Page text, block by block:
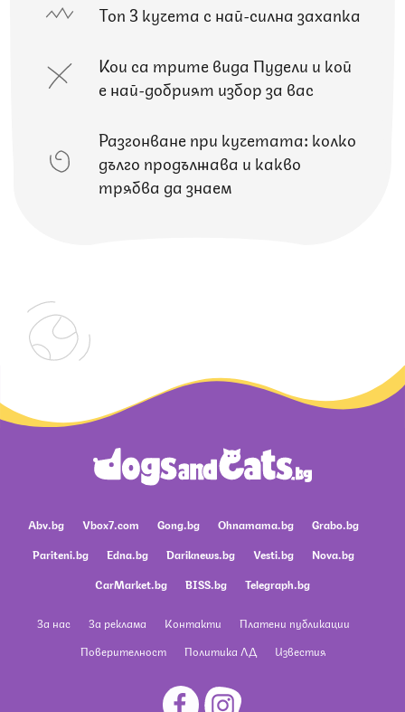
Топ 3 кучета с най-силна захапка
Кои са трите вида Пудели и кой
е най-добрият избор за вас
Разгонване при кучетата: колко
дълго продължава и какво
трябва да знаем
Abv.bg Vbox7.com Gong.bg Ohnamama.bg
Grabo.bg
Pariteni.bg
Edna.bg Dariknews.bg Vesti.bg
Nova.bg
CarMarket.bg
BISS.bg Telegraph.bg
За нас За реклама Контакти
Платени публикации
Поверителност
Политика ЛД Известия